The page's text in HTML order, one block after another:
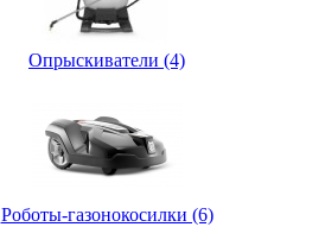
Опрыскиватели (4)
Роботы-газонокосилки (6)